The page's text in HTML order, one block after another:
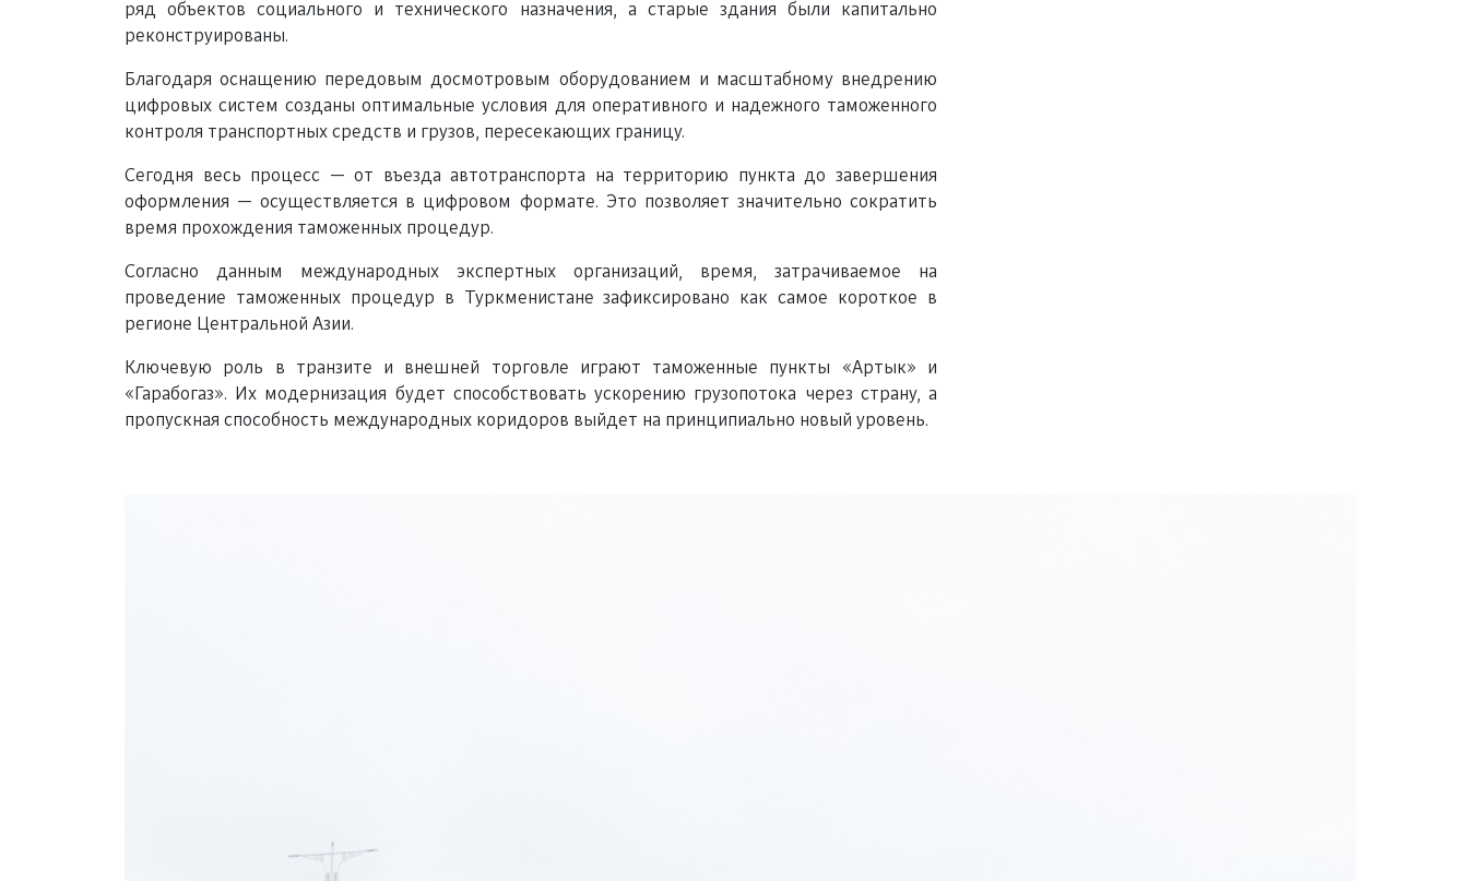
ряд объектов социального и технического назначения, а старые здания были капитально
реконструированы.
Благодаря оснащению передовым досмотровым оборудованием и масштабному внедрению
цифровых систем созданы оптимальные условия для оперативного и надежного таможенного
контроля транспортных средств и грузов, пересекающих границу.
Сегодня весь процесс — от въезда автотранспорта на территорию пункта до завершения
оформления — осуществляется в цифровом формате. Это позволяет значительно сократить
время прохождения таможенных процедур.
Согласно данным международных экспертных организаций, время, затрачиваемое на
проведение таможенных процедур в Туркменистане зафиксировано как самое короткое в
регионе Центральной Азии.
Ключевую роль в транзите и внешней торговле играют таможенные пункты «Артык» и
«Гарабогаз». Их модернизация будет способствовать ускорению грузопотока через страну, а
пропускная способность международных коридоров выйдет на принципиально новый уровень.